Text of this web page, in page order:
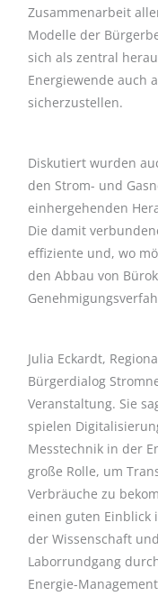
Zusammenarbeit
Modelle der
sich als zentral
Energiewende auch
sicherzustellen.
Diskutiert wurden
den Strom- und
einhergehenden
Die damit
effiziente und, wo
den Abbau von
Julia Eckardt,
Bürgerdialog
Veranstaltung. Sie
spielen
Messtechnik in der
große Rolle, um
Verbräuche zu
einen guten Einblick
der Wissenschaft
Laborrundgang
Energie-